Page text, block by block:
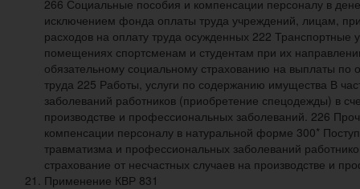
266 Социальные пособия и компенсации персоналу в
исключением фонда оплаты труда учреждений, лицам,
расходов на оплату труда осужденных 222
помещениях спортсменам и студентам при их
обязательному социальному страхованию на выплаты
труда 225 Работы, услуги по содержанию имущества В
заболеваний работников (приобретение спецодежды) в
производстве и профессиональных заболеваний. 226
компенсации персоналу в натуральной форме 300*
травматизма и профессиональных заболеваний
страхование от несчастных случаев на производстве и
Применение КВР 831